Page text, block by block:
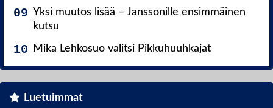
Yksi muutos lisää – Janssonille ensimmäinen
kutsu
Mika Lehkosuo valitsi Pikkuhuuhkajat
Luetuimmat